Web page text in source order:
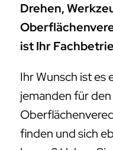
Drehen,
ist Ihr
Ihr Wunsch ist es
jemanden für
finden und sich